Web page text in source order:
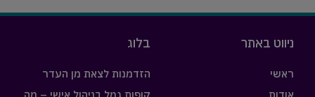
ניווט באתר
ראשי
בלוג
הזדמנות לצאת מן העדר